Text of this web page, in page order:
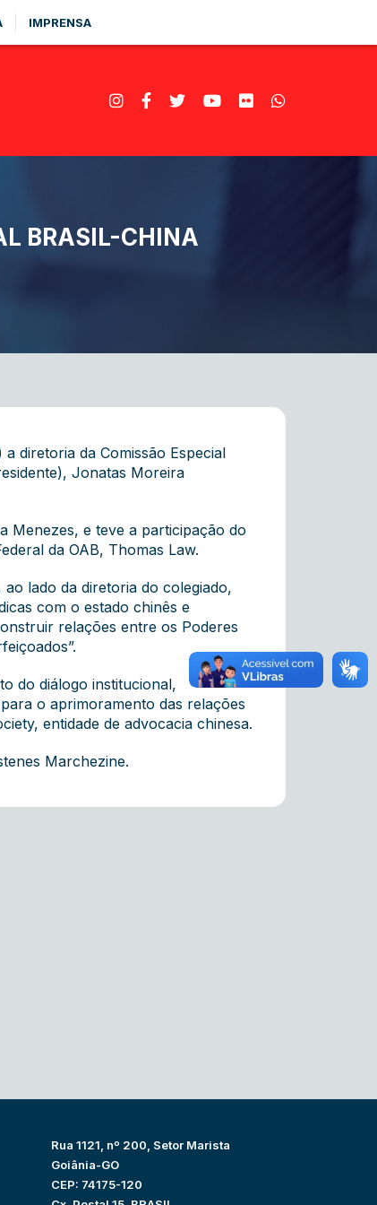
IMPRENSA
BRASIL-CHINA
diretoria da Comissão Especial
Jonatas Moreira
Menezes, e teve a participação do
da OAB, Thomas Law.
lado da diretoria do colegiado,
com o estado chinês e
relações entre os Poderes
do diálogo institucional,
o aprimoramento das relações
entidade de advocacia chinesa.
Marchezine.
Rua 1121, nº 200, Setor Marista
Goiânia-GO
CEP: 74175-120